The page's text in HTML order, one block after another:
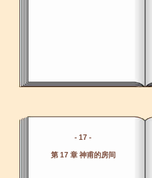
- 17 -
第 17 章 神甫的房间